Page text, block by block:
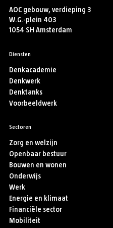
AOC gebouw, verdieping 3
W.G.-plein 403
1054 SH Amsterdam
Diensten
Denkacademie
Denkwerk
Denktanks
Voorbeeldwerk
Sectoren
Zorg en welzijn
Openbaar bestuur
Bouwen en wonen
Onderwijs
Werk
Energie en klimaat
Financiële sector
Mobiliteit